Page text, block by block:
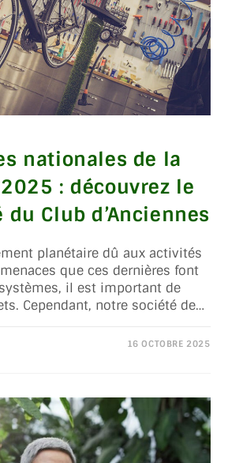
nationales de la
: découvrez le
du Club d’Anciennes
planétaire dû aux activités
que ces dernières font
il est important de
Cependant, notre société de…
16 OCTOBRE 2025